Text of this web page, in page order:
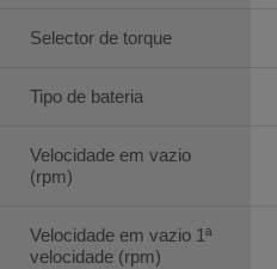
Selector de torque
Tipo de bateria
Velocidade em vazio
(rpm)
Velocidade em vazio 1ª
velocidade (rpm)